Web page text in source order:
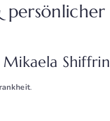
persönlicher
.